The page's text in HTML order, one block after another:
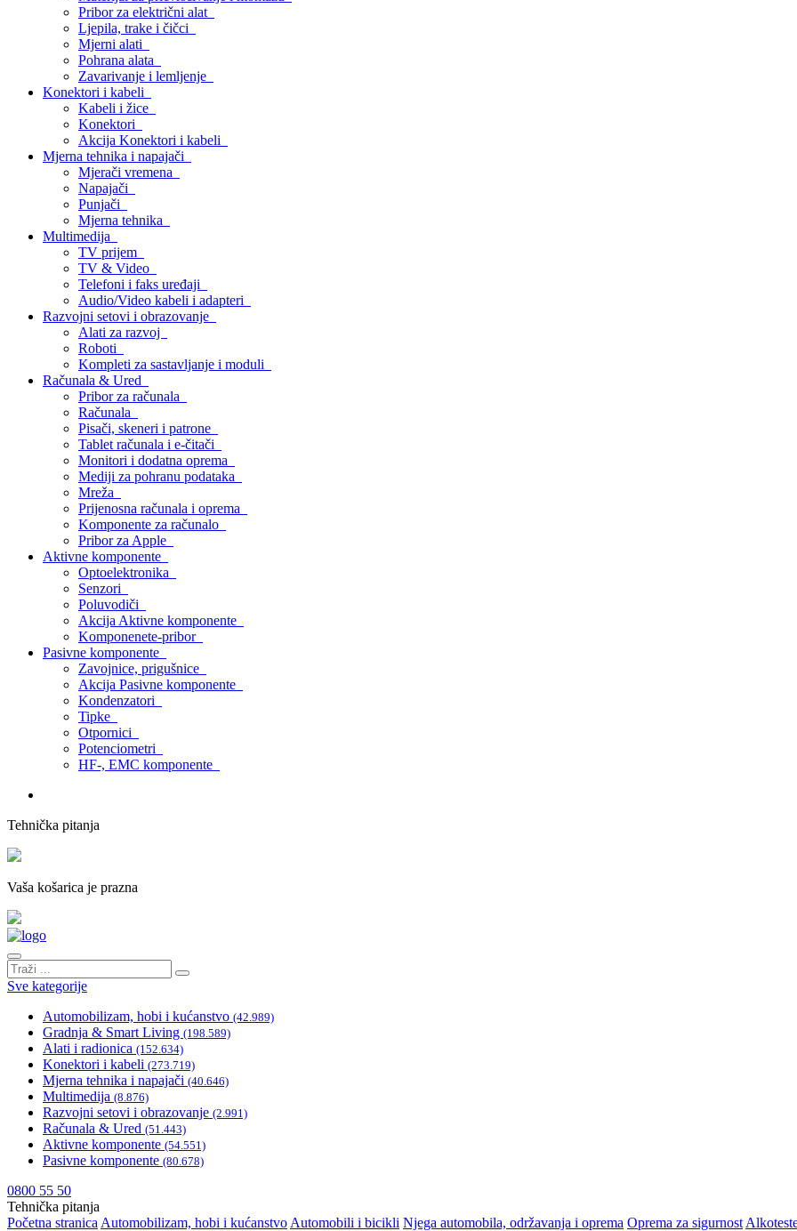
Pribor za električni alat
Ljepila, trake i čičci
Mjerni alati
Pohrana alata
Zavarivanje i lemljenje
Konektori i kabeli
Kabeli i žice
Konektori
Akcija Konektori i kabeli
Mjerna tehnika i napajači
Mjerači vremena
Napajači
Punjači
Mjerna tehnika
Multimedija
TV prijem
TV & Video
Telefoni i faks uređaji
Audio/Video kabeli i adapteri
Razvojni setovi i obrazovanje
Alati za razvoj
Roboti
Kompleti za sastavljanje i moduli
Računala & Ured
Pribor za računala
Računala
Pisači, skeneri i patrone
Tablet računala i e-čitači
Monitori i dodatna oprema
Mediji za pohranu podataka
Mreža
Prijenosna računala i oprema
Komponente za računalo
Pribor za Apple
Aktivne komponente
Optoelektronika
Senzori
Poluvodiči
Akcija Aktivne komponente
Komponenete-pribor
Pasivne komponente
Zavojnice, prigušnice
Akcija Pasivne komponente
Kondenzatori
Tipke
Otpornici
Potenciometri
HF-, EMC komponente
Tehnička pitanja
Vaša košarica je prazna
Sve kategorije
Automobilizam, hobi i kućanstvo (42.989)
Gradnja & Smart Living (198.589)
Alati i radionica (152.634)
Konektori i kabeli (273.719)
Mjerna tehnika i napajači (40.646)
Multimedija (8.876)
Razvojni setovi i obrazovanje (2.991)
Računala & Ured (51.443)
Aktivne komponente (54.551)
Pasivne komponente (80.678)
0800 55 50
Tehnička pitanja
Početna stranica Automobilizam, hobi i kućanstvo Automobili i bicikli Njega automobila, održavanja i oprema Oprema za sigurnost